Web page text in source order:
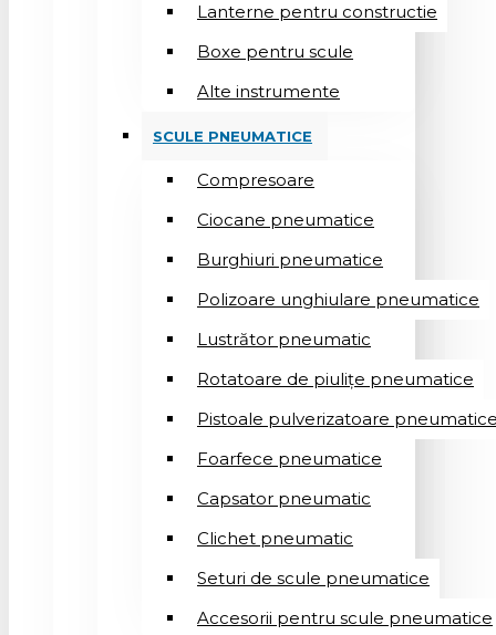
Lanterne pentru constructie
Boxe pentru scule
Alte instrumente
SCULE PNEUMATICE
Compresoare
Ciocane pneumatice
Burghiuri pneumatice
Polizoare unghiulare pneumatice
Lustrător pneumatic
Rotatoare de piulițe pneumatice
Pistoale pulverizatoare
Foarfece pneumatice
Capsator pneumatic
Clichet pneumatic
Seturi de scule pneumatice
Accesorii pentru scule pneumatice